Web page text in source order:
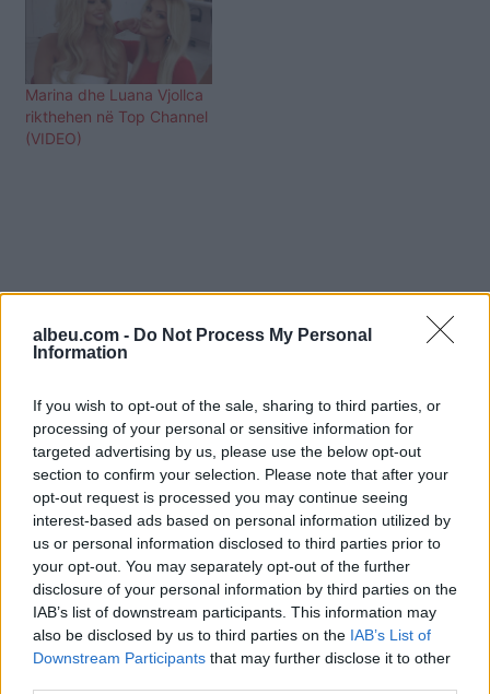
albeu.com - Do Not Process My Personal
Information
If you wish to opt-out of the sale, sharing to third parties, or
processing of your personal or sensitive information for
targeted advertising by us, please use the below opt-out
section to confirm your selection. Please note that after your
opt-out request is processed you may continue seeing
interest-based ads based on personal information utilized by
us or personal information disclosed to third parties prior to
your opt-out. You may separately opt-out of the further
disclosure of your personal information by third parties on the
IAB’s list of downstream participants. This information may
also be disclosed by us to third parties on the IAB’s List of
Downstream Participants that may further disclose it to other
Marina dhe Luana Vjollca
rikthehen në Top Channel
(VIDEO)
Shtuarmë23.07.2023 21:47
Tags:
duar te fashuara , marina vjollca